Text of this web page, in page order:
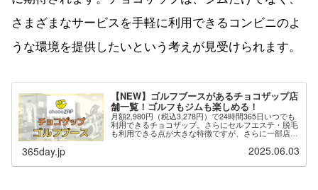
さまざまなサービスを手軽に利用できるコンビニのよ
うな環境を提供したいという考えが見受けられます。
【NEW】ゴルフブースがあるチョコザップ店
舗一覧！ゴルフもジムも楽しめる！
月額2,980円（税込3,278円）で24時間365日いつでも
利用できるチョコザップ。さらにセルフエステ・脱毛
も利用できる点が大きな特徴ですが、さらに一部店舗
では「ゴルフブース」が用意されており、ゴルフのネ
365day.jp